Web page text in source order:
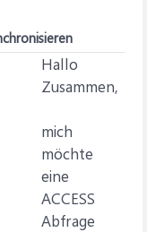
Hallo
Zusammen,
mich
möchte
eine
ACCESS
Abfrage